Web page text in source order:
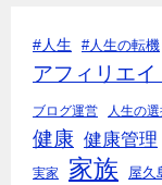
#人生 #人生の転機
アフィリエイ
ブログ運営 人生の選
健康 健康管理
実家 家族 屋久